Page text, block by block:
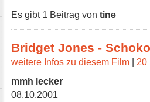
Es gibt 1 Beitrag von tine
Bridget Jones -
weitere Infos zu diesem Film | 20
mmh lecker
08.10.2001